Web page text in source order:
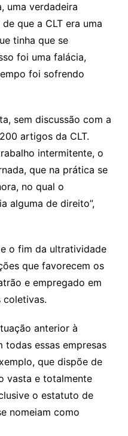
uma verdadeira
que a CLT era uma
tinha que se
foi uma falácia,
foi sofrendo
sem discussão com a
artigos da CLT.
intermitente, o
que na prática se
no qual o
alguma de direito”,
o fim da ultratividade
que favorecem os
e empregado em
coletivas.
anterior à
todas essas empresas
que dispõe de
vasta e totalmente
o estatuto de
nomeiam como